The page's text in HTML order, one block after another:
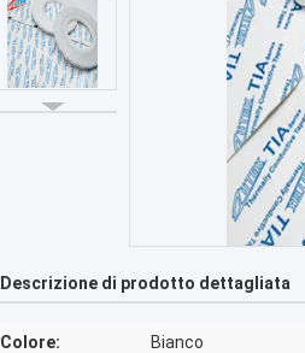
Descrizione di prodotto dettagliata
Colore: Bianco